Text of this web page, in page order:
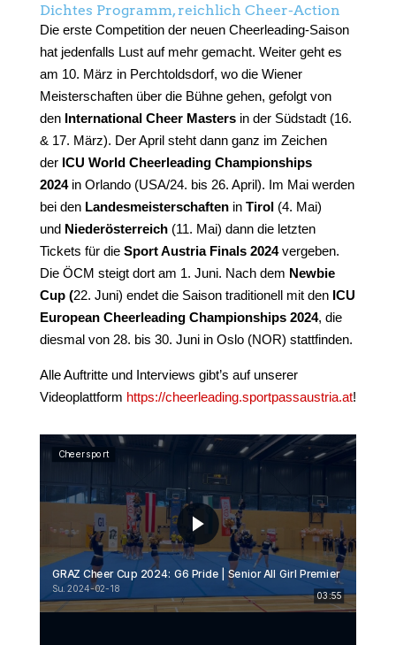
Dichtes Programm, reichlich Cheer-Action
Die erste Competition der neuen Cheerleading-Saison
hat jedenfalls Lust auf mehr gemacht. Weiter geht es
am 10. März in Perchtoldsdorf, wo die Wiener
Meisterschaften über die Bühne gehen, gefolgt von
den International Cheer Mastersin der Südstadt (16.
& 17. März). Der April steht dann ganz im Zeichen
der ICU World Cheerleading Championships
2024in Orlando (USA/24. bis 26. April). Im Mai werden
bei den Landesmeisterschaftenin Tirol(4. Mai)
und Niederösterreich(11. Mai) dann die letzten
Tickets für die Sport Austria Finals 2024vergeben.
Die ÖCM steigt dort am 1. Juni. Nach dem Newbie
Cup (22. Juni) endet die Saison traditionell mit den ICU
European Cheerleading Championships 2024, die
diesmal von 28. bis 30. Juni in Oslo (NOR) stattfinden.
Alle Auftritte und Interviews gibt’s auf unserer
Videoplattform https://cheerleading.sportpassaustria.at!